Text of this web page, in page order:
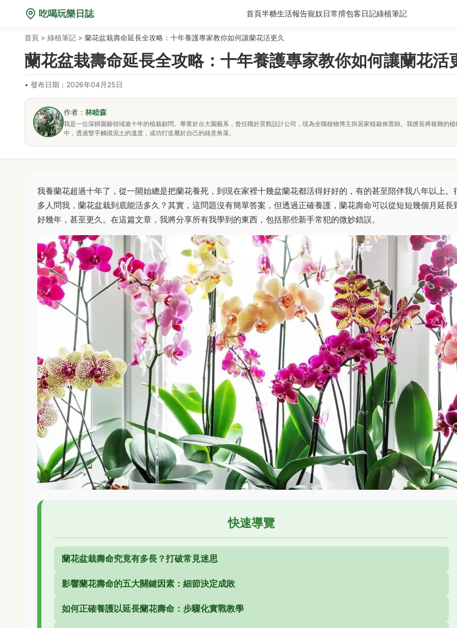
吃喝玩樂日誌 首頁半糖生活報告寵奴日常揹包客日記綠植筆記
首頁 > 綠植筆記 > 蘭花盆栽壽命延長全攻略：十年養護專家教你如何讓蘭花活更久
蘭花盆栽壽命延長全攻略：十年養護專家教你如何讓蘭花活
• 發布日期：2026年04月25日
作者： 林睦森
我是一位深耕園藝領域逾十年的植栽顧問。畢業於台大園藝系，曾任職於景觀設計公司，現為全職植物博主與居家植栽佈置師。我擅長將複雜的
中，透過雙手觸摸泥土的溫度，成功打造屬於自己的綠意角落。
我養蘭花超過十年了，從一開始總是把蘭花養死，到現在家裡十幾盆蘭花都活得好好的，有的甚至陪伴我八年以上。
多人問我，蘭花盆栽到底能活多久？其實，這問題沒有簡單答案，但透過正確養護，蘭花壽命可以從短短幾個月延長
好幾年，甚至更久。在這篇文章，我將分享所有我學到的東西，包括那些新手常犯的微妙錯誤。
快速導覽
蘭花盆栽壽命究竟有多長？打破常見迷思
影響蘭花壽命的五大關鍵因素：細節決定成敗
如何正確養護以延長蘭花壽命：步驟化實戰教學